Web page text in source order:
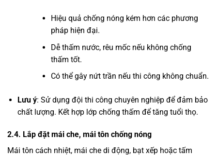
Hiệu quả chống nóng kém hơn các phương
pháp hiện đại.
Dễ thấm nước, rêu mốc nếu không chống
thấm tốt.
Có thể gây nứt trần nếu thi công không chuẩn.
Lưu ý: Sử dụng đội thi công chuyên nghiệp để đảm bảo
chất lượng. Kết hợp lớp chống thấm để tăng tuổi thọ.
2.4. Lắp đặt mái che, mái tôn chống nóng
Mái tôn cách nhiệt, mái che di động, bạt xếp hoặc tấm